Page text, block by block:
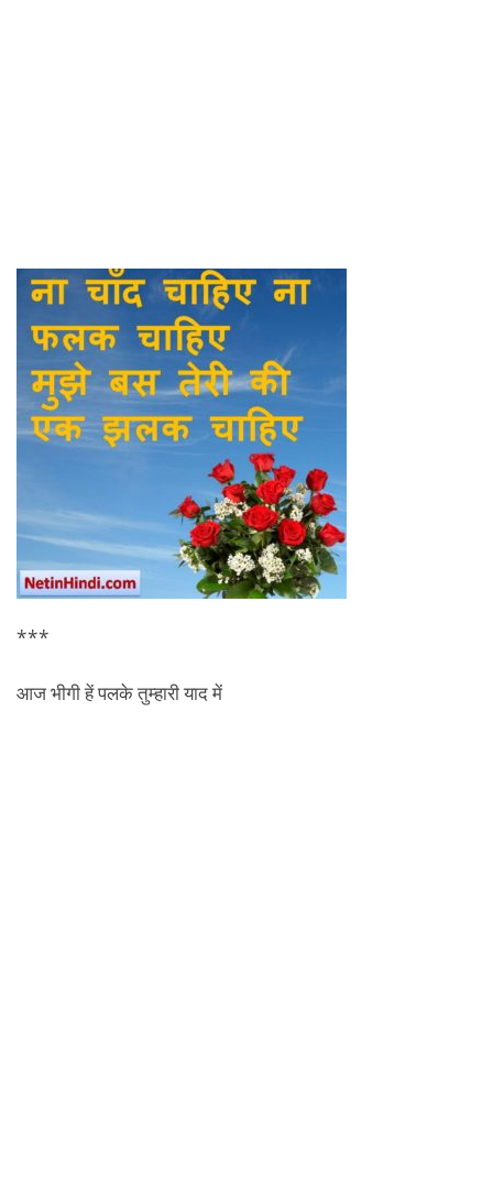
***
आज भीगी हें पलके तुम्हारी याद में